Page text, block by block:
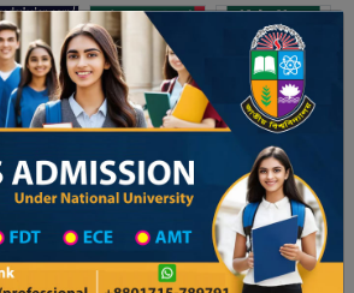
অনার্স ভর্তি প্রফেশনাল অনার্স
২০২৫-২৬ শিক্ষাবর্ষে আন্ডারগ্র্যাজুয়েট প্রোগ্রামে ভর্তি
School Category
Jashore Wise
High School List